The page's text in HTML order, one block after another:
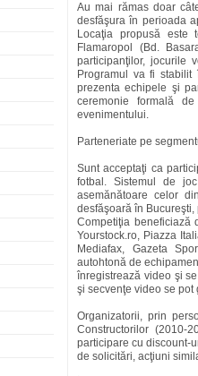
Au mai rămas doar
desfăşura în perioada
Locaţia propusă este
Flamaropol (Bd.
participanţilor, jocurile
Programul va fi
prezenta echipele şi
ceremonie formală
evenimentului.
Parteneriate pe
Sunt acceptaţi ca
fotbal. Sistemul de
asemănătoare celor
desfăşoară în
Competiţia beneficiază
Yourstock.ro, Piazza
Mediafax, Gazeta
autohtonă de
înregistrează video şi
şi secvenţe video se pot
Organizatorii, prin
Constructorilor (2010-
participare cu discount-
de solicitări, acţiuni